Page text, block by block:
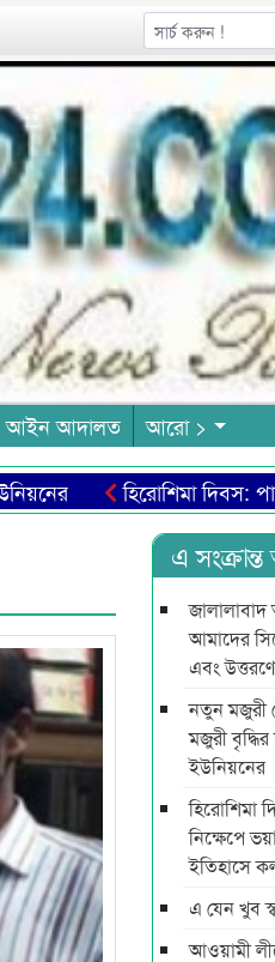
আইন আদালত আরো >
হিরোশিমা দিবস:
এ
আমাদের
এবং
নতুন মজুরী
মজুরী বৃদ্ধির
ইউনিয়নের
হিরোশিমা
নিক্ষেপে
ইতিহাসে
এ যেন খুব
আওয়ামী